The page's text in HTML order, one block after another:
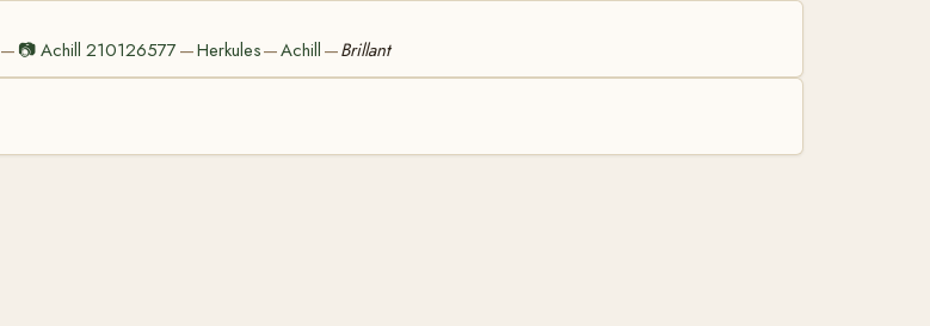
— 📷Achill 210126577 —Herkules—Achill —Brillant